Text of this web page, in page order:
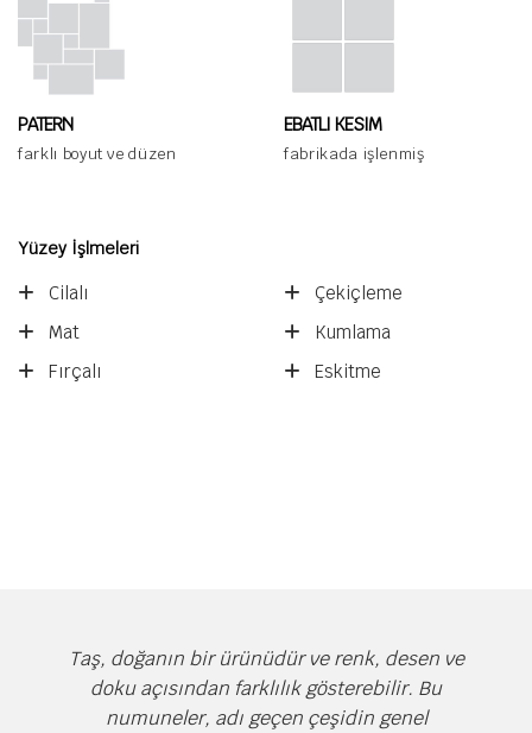
PATERN
farklı boyut ve düzen
EBATLI KESIM
fabrikada işlenmiş
Yüzey İşlmeleri
Cilalı
Mat
Fırçalı
Çekiçleme
Kumlama
Eskitme
Taş, doğanın bir ürünüdür ve renk, desen ve
doku açısından farklılık gösterebilir. Bu
numuneler, adı geçen çeşidin genel